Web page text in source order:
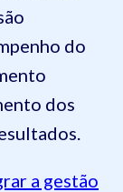
do
dos
a gestão